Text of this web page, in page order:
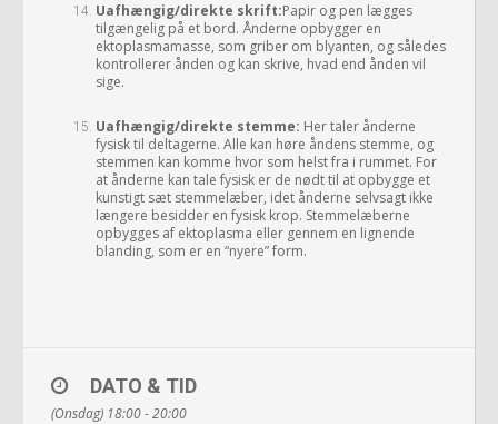
Uafhængig/direkte skrift:Papir og pen lægges
tilgængelig på et bord. Ånderne opbygger en
ektoplasmamasse, som griber om blyanten, og således
kontrollerer ånden og kan skrive, hvad end ånden vil
sige.
Uafhængig/direkte stemme: Her taler ånderne
fysisk til deltagerne. Alle kan høre åndens stemme, og
stemmen kan komme hvor som helst fra i rummet. For
at ånderne kan tale fysisk er de nødt til at opbygge et
kunstigt sæt stemmelæber, idet ånderne selvsagt ikke
længere besidder en fysisk krop. Stemmelæberne
opbygges af ektoplasma eller gennem en lignende
blanding, som er en “nyere” form.
DATO & TID
(Onsdag) 18:00 - 20:00